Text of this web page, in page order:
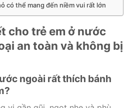
có thể mang đến niềm vui rất lớn
cho trẻ em ở nước
an toàn và không bị
ngoài rất thích bánh